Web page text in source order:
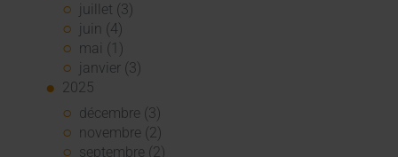
juillet (3)
juin (4)
mai (1)
janvier (3)
2025
décembre (3)
novembre (2)
septembre (2)